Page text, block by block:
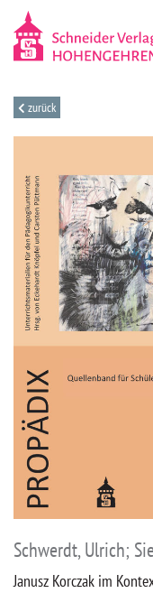
zurück
Schwerdt, Ulrich;
Janusz Korczak im